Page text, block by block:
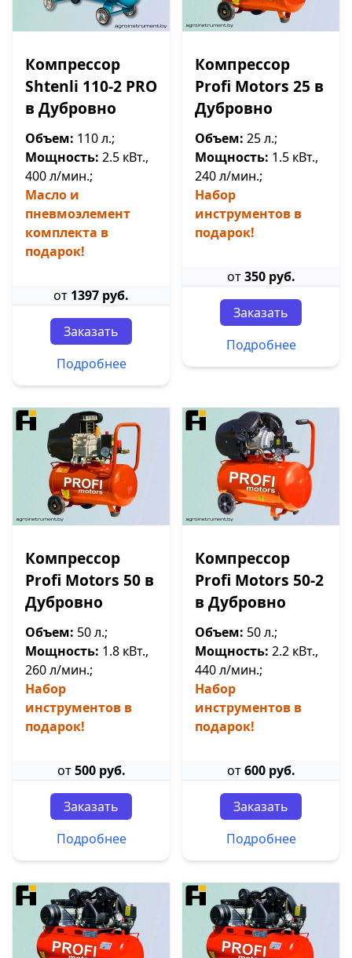
Компрессор
Shtenli 110-2 PRO
в Дубровно
Объем: 110 л.;
Мощность: 2.5 кВт.,
400 л/мин.;
Масло и
пневмоэлемент
комплекта в
подарок!
от 1397 руб.
Заказать
Подробнее
Компрессор
Profi Motors 25 в
Дубровно
Объем: 25 л.;
Мощность: 1.5 кВт.,
240 л/мин.;
Набор
инструментов в
подарок!
от350 руб.
Заказать
Подробнее
Компрессор
Profi Motors 50 в
Дубровно
Объем: 50 л.;
Мощность: 1.8 кВт.,
260 л/мин.;
Набор
инструментов в
подарок!
от500 руб.
Заказать
Подробнее
Компрессор
Profi Motors 50-2
в Дубровно
Объем: 50 л.;
Мощность: 2.2 кВт.,
440 л/мин.;
Набор
инструментов в
подарок!
от600 руб.
Заказать
Подробнее